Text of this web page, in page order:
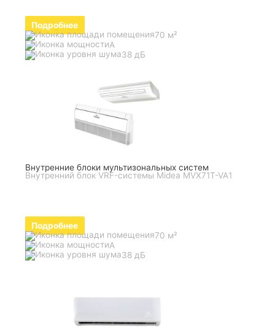
Подробнее
70 м²
A
38 дБ
Внутренние блоки мультизональных систем
Внутренний блок VRF-системы Midea MVX71T-VA1
Подробнее
70 м²
A
38 дБ